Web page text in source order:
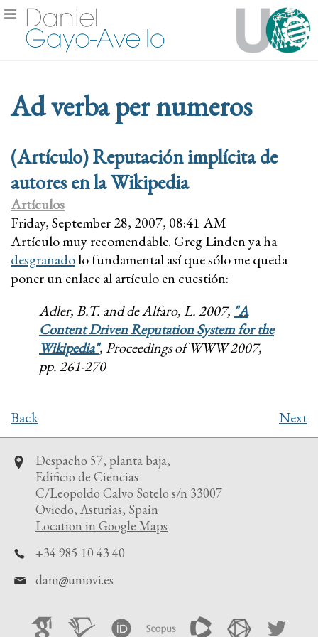
Ad verba per numeros
(Artículo) Reputación implícita de
autores en la Wikipedia
Artículos
Friday, September 28, 2007, 08:41 AM
Artículo muy recomendable. Greg Linden ya ha
desgranadolo fundamental así que sólo me queda
poner un enlace al artículo en cuestión:
Adler, B.T. and de Alfaro, L. 2007, "A
Content Driven Reputation System for the
Wikipedia", Proceedings of WWW 2007,
pp. 261-270
Back Next
Despacho 57, planta baja,
Edificio de Ciencias
C/Leopoldo Calvo Sotelo s/n 33007
Oviedo, Asturias, Spain
Location in Google Maps
+34 985 10 43 40
dani
uniovi.es